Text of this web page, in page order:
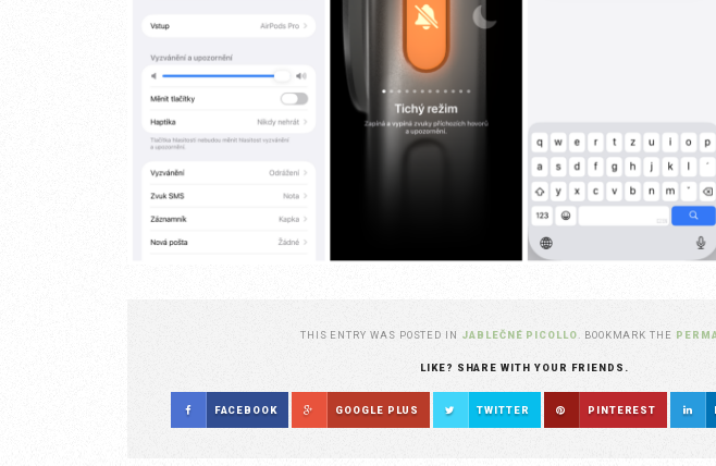
THIS ENTRY WAS POSTED IN JABLEČNÉ PICOLLO . BOOKMARK THE
LIKE? SHARE WITH YOUR FRIENDS.
FACEBOOK GOOGLE PLUS TWITTER PINTEREST